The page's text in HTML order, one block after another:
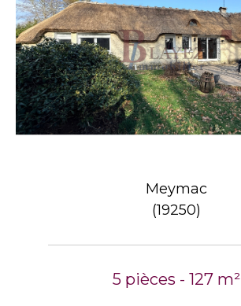
Meymac
(19250)
5 pièces - 127 m²